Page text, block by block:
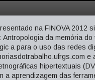
na FINOVA 2012
Antropologia da memória
a para o uso das redes
hipertextuais
a aprendizagem das